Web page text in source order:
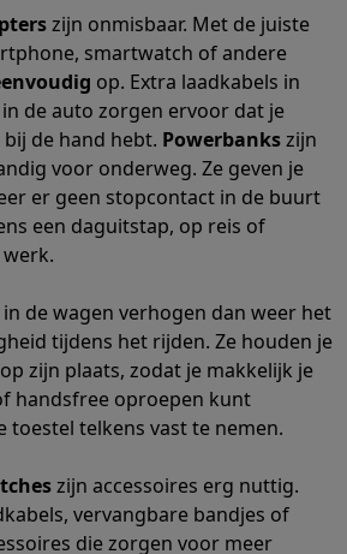
Stijltangen Krultangen Föhnborstels
tandenborstels Opzetborstels
Baardtrimmers
ontharing Epilators Ladyshaves
LED MaskersSpiegelsHand &
MassagestoelenNek &
Bloeddrukmeters
BorstkolvenFlessenwarmers
Home cinemaVersterkers
Koptelefoons Draadloze
speakersSmart speakersParty
& wekkersPlatenspelersHifi-ketens
CoyoteGPS accessoires
camera's Instant camera'sCanon
DronesCamcorder
zijn onmisbaar. Met de juiste
smartwatch of andere
op. Extra laadkabels in
de auto zorgen ervoor dat je
de hand hebt. Powerbankszijn
voor onderweg. Ze geven je
er geen stopcontact in de buurt
een daguitstap, op reis of
de wagen verhogen dan weer het
tijdens het rijden. Ze houden je
zijn plaats, zodat je makkelijk je
handsfree oproepen kunt
toestel telkens vast te nemen.
zijn accessoires erg nuttig.
vervangbare bandjes of
die zorgen voor meer